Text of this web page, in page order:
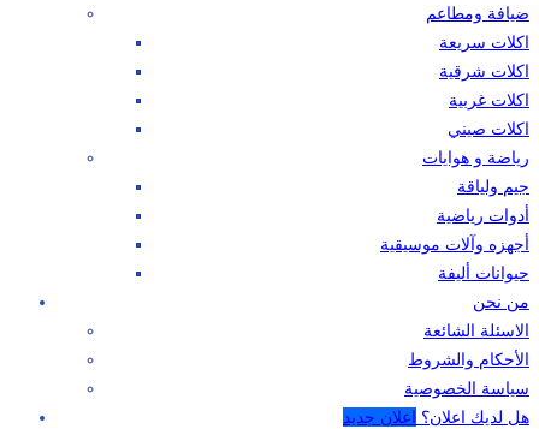
ضيافة ومطاعم
اكلات سريعة
اكلات شرقية
اكلات غربية
اكلات صيني
رياضة و هوايات
جيم ولياقة
أدوات رياضية
أجهزه وآلات موسيقية
حيوانات أليفة
من نحن
الاسئلة الشائعة
الأحكام والشروط
سياسة الخصوصية
هل لديك اعلان؟ اعلان جديد